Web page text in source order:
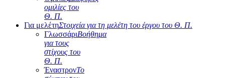
ομιλίες του
Θ. Π.
Για μελέτηΣτοιχεία για τη μελέτη του έργου του Θ. Π.
ΓλωσσάριΒοήθημα
για τους
στίχους του
Θ. Π.
ΈναστρονΤο